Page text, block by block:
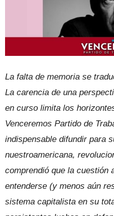
La falta de memoria se
La carencia de una
en curso limita los
Venceremos Partido de
indispensable difundir para
nuestroamericana,
comprendió que la cuestión
entenderse (y menos aún
sistema capitalista en su